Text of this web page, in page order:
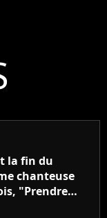
la fin du
chanteuse
"Prendre
pas été facile"